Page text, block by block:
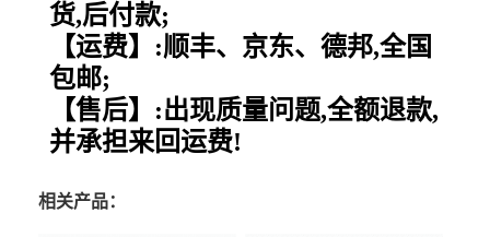
货,后付款;
【运费】:顺丰、京东、德邦,全国
包邮;
【售后】:出现质量问题,全额退款,
并承担来回运费!
相关产品：